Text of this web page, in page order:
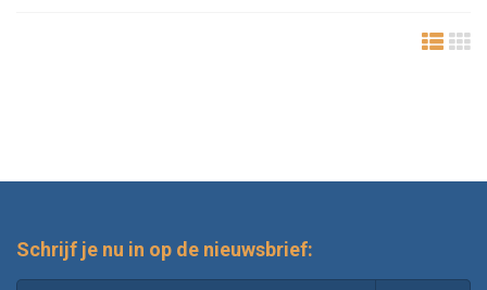
Schrijf je nu in op de nieuwsbrief: